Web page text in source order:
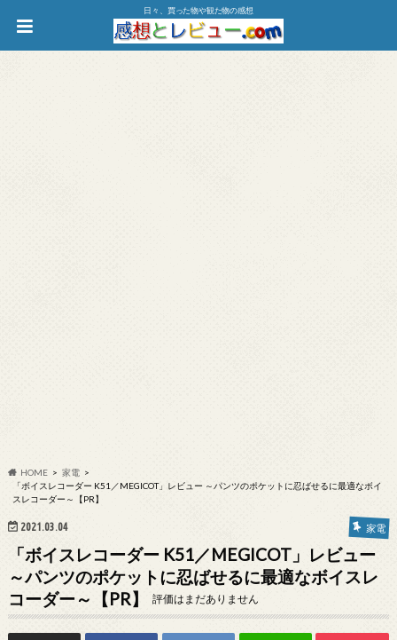
日々、買った物や観た物の感想
HOME
家電
「ボイスレコーダー K51／MEGICOT」レビュー ～パンツのポケットに忍ばせるに最適なボイ
スレコーダー～【PR】
2021.03.04 家電
「ボイスレコーダー K51／MEGICOT」レビュー
～パンツのポケットに忍ばせるに最適なボイスレ
コーダー～【PR】
評価はまだありません